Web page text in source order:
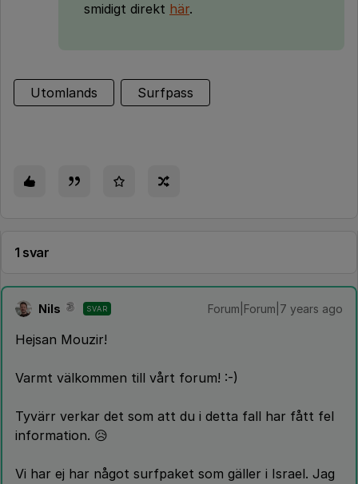
smidigt direkt här.
Utomlands Surfpass
1 svar
Nils SVAR Forum|Forum|7 years ago
Hejsan Mouzir!
Varmt välkommen till vårt forum! :-)
Tyvärr verkar det som att du i detta fall har fått fel
information. 😥
Vi har ej har något surfpaket som gäller i Israel. Jag